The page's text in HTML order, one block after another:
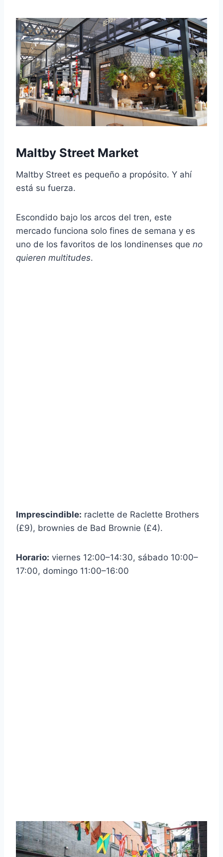
Maltby Street Market
Maltby Street es pequeño a propósito. Y ahí
está su fuerza.
Escondido bajo los arcos del tren, este
mercado funciona solo fines de semana y es
uno de los favoritos de los londinenses que no
quieren multitudes.
Imprescindible: raclette de Raclette Brothers
(£9), brownies de Bad Brownie (£4).
Horario: viernes 12:00–14:30, sábado 10:00–
17:00, domingo 11:00–16:00